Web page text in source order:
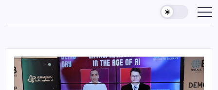
content